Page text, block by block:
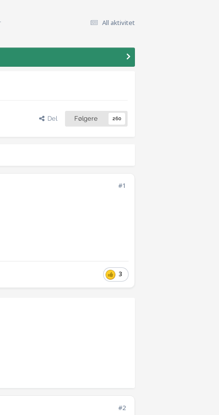
All aktivitet
Del Følgere 260
#1
3
#2